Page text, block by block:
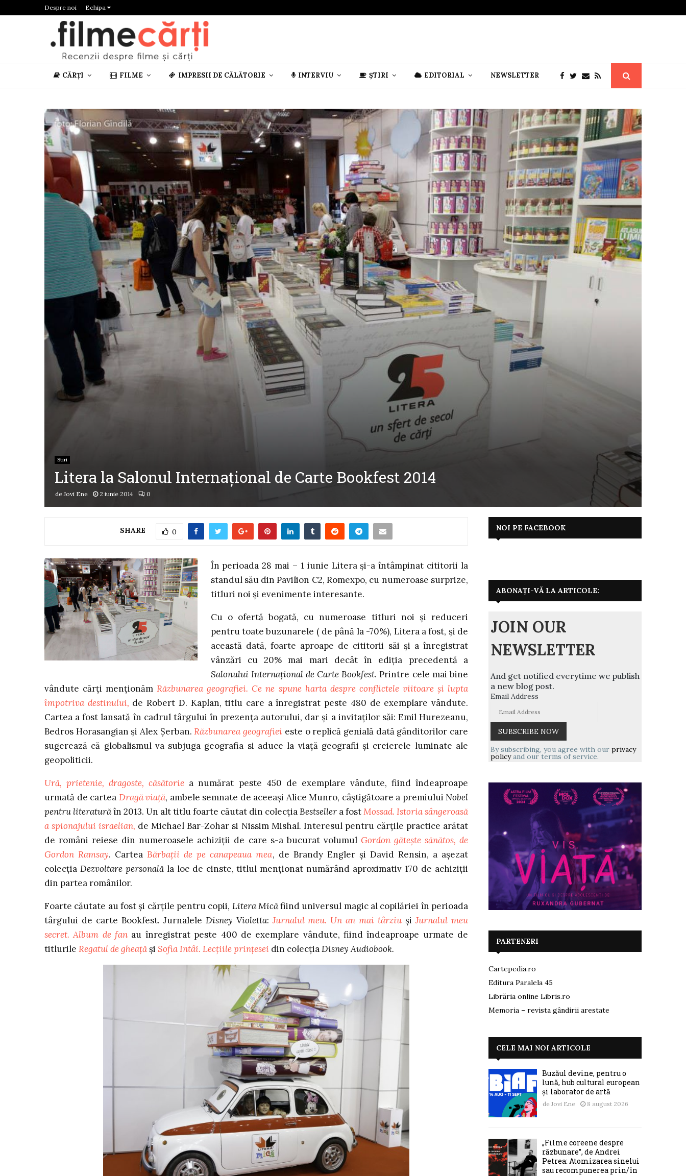
Despre noi Echipa
CĂRȚI FILME IMPRESII DE CĂLĂTORIE INTERVIU ȘTIRI EDITORIAL NEWSLETTER
Stiri
Litera la Salonul Internațional de Carte Bookfest 2014
de Jovi Ene 2 iunie 2014 0
SHARE 0
În perioada 28 mai – 1 iunie Litera și-a întâmpinat cititorii la
standul său din Pavilion C2, Romexpo, cu numeroase surprize,
titluri noi și evenimente interesante.
Cu o ofertă bogată, cu numeroase titluri noi și reduceri
pentru toate buzunarele ( de până la -70%), Litera a fost, și de
această dată, foarte aproape de cititorii săi și a înregistrat
vânzări cu 20% mai mari decât în ediția precedentă a
Salonului Internațional de Carte Bookfest. Printre cele mai bine
vândute cărți menționămRăzbunarea geografiei. Ce ne spune harta despre conflictele viitoare și lupta
împotriva destinului, de Robert D. Kaplan, titlu care a înregistrat peste 480 de exemplare vândute.
Cartea a fost lansată în cadrul târgului în prezența autorului, dar și a invitaților săi: Emil Hurezeanu,
Bedros Horasangian și Alex Șerban.Răzbunarea geografiei este o replică genială dată gânditorilor care
sugerează că globalismul va subjuga geografia si aduce la viaţă geografii şi creierele luminate ale
geopoliticii.
Ură, prietenie, dragoste, căsătorie a numărat peste 450 de exemplare vândute, fiind îndeaproape
urmată de cartea Dragă viață, ambele semnate de aceeași Alice Munro, câștigătoare a premiului Nobel
pentru literaturăîn 2013. Un alt titlu foarte căutat din colecțiaBestseller a fostMossad. Istoria sângeroasă
a spionajului israelian, de Michael Bar-Zohar si Nissim Mishal. Interesul pentru cărțile practice arătat
de români reiese din numeroasele achiziții de care s-a bucurat volumul Gordon gătește sănătos, de
Gordon Ramsay. CarteaBărbații de pe canapeaua mea, de Brandy Engler și David Rensin, a așezat
colecția Dezvoltare personală la loc de cinste, titlul menționat numărând aproximativ 170 de achiziții
din partea românilor.
Foarte căutate au fost și cărțile pentru copii, Litera Micăfiind universul magic al copilăriei în perioada
târgului de carte Bookfest. Jurnalele Disney Violetta:Jurnalul meu. Un an mai târziu șiJurnalul meu
secret. Album de fan au înregistrat peste 400 de exemplare vândute, fiind îndeaproape urmate de
titlurile Regatul de gheață și Sofia Intâi. Lecțiile prințesei din colecțiaDisney Audiobook.
NOI PE FACEBOOK
ABONAȚI-VĂ LA ARTICOLE:
JOIN OUR
NEWSLETTER
And get notified everytime we publish
a new blog post.
Email Address
By subscribing, you agree with our privacy
policyand our terms of service.
PARTENERI
Cartepedia.ro
Editura Paralela 45
Librăria online Libris.ro
Memoria – revista gândirii arestate
CELE MAI NOI ARTICOLE
Buzăul devine, pentru o
lună, hub cultural european
și laborator de artă
de Jovi Ene 8 august 2026
„Filme coreene despre
răzbunare”, de Andrei
Petrea: Atomizarea sinelui
sau recompunerea prin/în